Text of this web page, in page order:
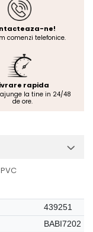
ne!
comenzi telefonice.
rapida
la tine in 24/48
de ore.
439251
BABI7202